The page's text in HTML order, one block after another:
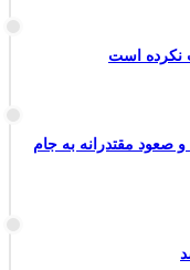
نکرده است
صعود مقتدرانه به جام